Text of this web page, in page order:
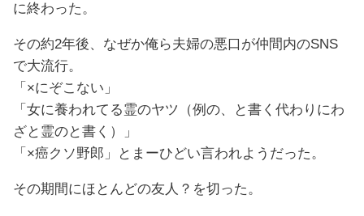
に終わった。
その約2年後、なぜか俺ら夫婦の悪口が仲間内のSNS
で大流行。
「×にぞこない」
「女に養われてる霊のヤツ（例の、と書く代わりにわ
ざと霊のと書く）」
「×癌クソ野郎」とまーひどい言われようだった。
その期間にほとんどの友人？を切った。